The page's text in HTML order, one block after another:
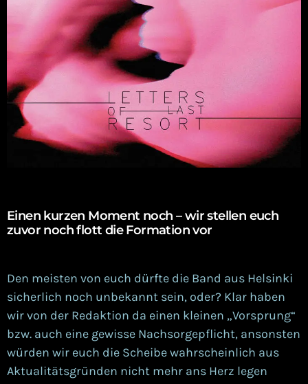
Einen kurzen Moment noch – wir stellen euch
zuvor noch flott dieFormationvor
Den meisten von euch dürfte die Band aus Helsinki
sicherlich noch unbekannt sein, oder? Klar haben
wir von der Redaktion da einen kleinen „Vorsprung“
bzw. auch eine gewisse Nachsorgepflicht, ansonsten
würden wir euch die Scheibe wahrscheinlich aus
Aktualitätsgründen nicht mehr ans Herz legen